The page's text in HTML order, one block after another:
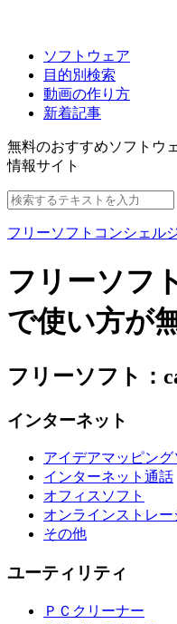
ソフトウェア
目的別検索
動画の作り方
新着記事
無料のおすすめソフトウ
情報サイト
フリーソフトコンシェル
フリーソフ
で使い方が
フリーソフト：
インターネット
アイデアマッピング
インターネット通話
オフィスソフト
オンラインストレー
その他
ユーティリティ
ＰＣクリーナー